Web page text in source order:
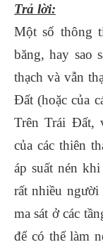
Trả lời:
Một số thông
băng, hay sao
thạch và vẫn
Đất (hoặc của
Trên Trái Đất,
của các thiên
áp suất nén
rất nhiều người
ma sát ở các
để có thể làm